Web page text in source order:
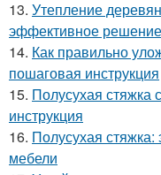
13. Утепление
эффективное
14. Как правильно
пошаговая инструкция
15. Полусухая стяжка
инструкция
16. Полусухая
мебели